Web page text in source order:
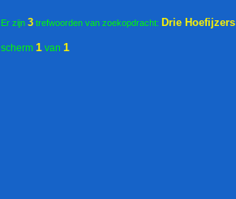
Er zijn 3 trefwoorden van zoekopdracht: Drie Hoefijzers
scherm 1 van 1